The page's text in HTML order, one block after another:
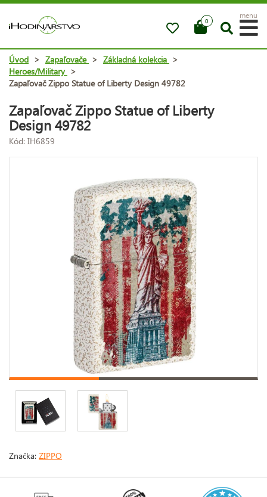
0
menu
Úvod > Zapaľovače > Základná kolekcia >
Heroes/Military >
Zapaľovač Zippo Statue of Liberty Design 49782
Zapaľovač Zippo Statue of Liberty
Design 49782
Kód: IH6859
Značka: ZIPPO